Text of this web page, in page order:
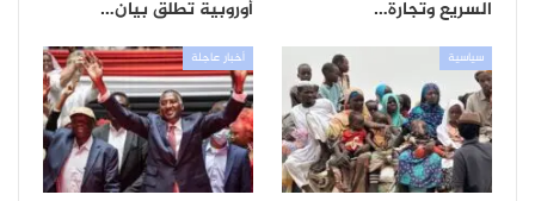
السريع وتجارة…
أوروبية تطلق بيان…
سياسية أخبار عاجلة